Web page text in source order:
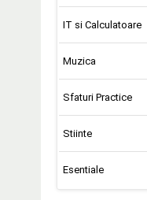
IT si Calculatoare
Muzica
Sfaturi Practice
Stiinte
Esentiale